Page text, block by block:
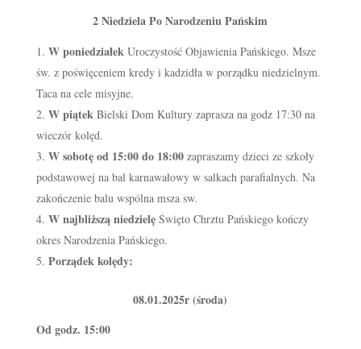
2 Niedziela Po Narodzeniu Pańskim
W poniedziałek Uroczystość Objawienia Pańskiego. Msze
św. z poświęceniem kredy i kadzidła w porządku niedzielnym.
Taca na cele misyjne.
W piątek Bielski Dom Kultury zaprasza na godz 17:30 na
wieczór kolęd.
W sobotę od 15:00 do 18:00 zapraszamy dzieci ze szkoły
podstawowej na bal karnawałowy w salkach parafialnych. Na
zakończenie balu wspólna msza sw.
W najbliższą niedzielę Święto Chrztu Pańskiego kończy
okres Narodzenia Pańskiego.
Porządek kolędy:
08.01.2025r (środa)
Od godz. 15:00